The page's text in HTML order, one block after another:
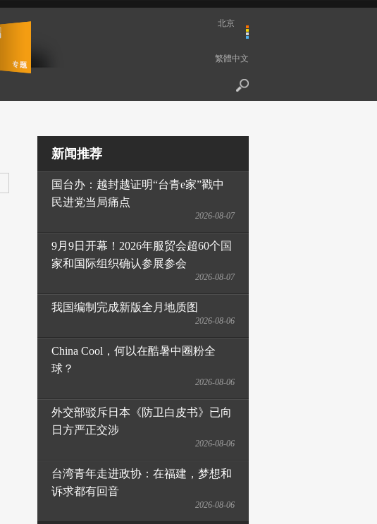
北京
繁體中文
新闻推荐
国台办：越封越证明“台青e家”戳中
民进党当局痛点
2026-08-07
9月9日开幕！2026年服贸会超60个国
家和国际组织确认参展参会
2026-08-07
我国编制完成新版全月地质图
2026-08-06
China Cool，何以在酷暑中圈粉全
球？
2026-08-06
外交部驳斥日本《防卫白皮书》已向
日方严正交涉
2026-08-06
台湾青年走进政协：在福建，梦想和
诉求都有回音
2026-08-06